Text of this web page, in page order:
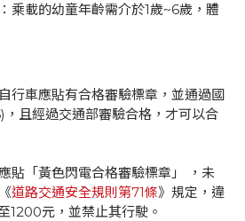
乘載的幼童年齡需介於1歲~6歲，體
行車應貼有合格審驗標章，並通過國
，且經過交通部審驗合格，才可以合
貼「黃色閃電合格審驗標章」 ，未
道路交通安全規則第71條》規定，違
1200元，並禁止其行駛。